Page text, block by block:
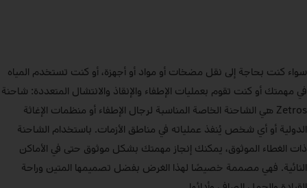
سواء كنت بحاجة إلى نقل مضخات أو مواد أو أجهزة، أو كنت تستخدم المياه
في مهمتك أو كنت تقوم بعمليات الإطفاء والإنقاذ والانتشال المتعددة: شاحنة
Zetros هي الشاحنة الخاصة المناسبة لرجال الإطفاء أو منظمات الإغاثة
الدولية أو أي شخص يُنفذ عملياته في مناطق الأزمات. باستخدام الشاحنة
ذات الغطاء الموثوق، يمكنك إنجاز مهمتك بشكل موثوق حتى في الأماكن
النائية. فهي مصممة خصيصًا لهذا الغرض بفضل تصميمها المتين وراحة